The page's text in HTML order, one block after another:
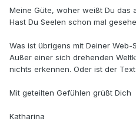
Meine Güte, woher weißt Du das
Hast Du Seelen schon mal
Was ist übrigens mit Deiner Web-
Außer einer sich drehenden
nichts erkennen. Oder ist der
Mit geteilten Gefühlen grüßt Dich
Katharina